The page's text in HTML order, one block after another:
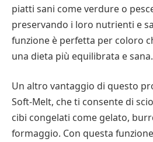
piatti sani come verdure o
preservando i loro nutrienti e
funzione è perfetta per coloro
una dieta più equilibrata e sana.
Un altro vantaggio di questo
Soft-Melt, che ti consente di
cibi congelati come gelato,
formaggio. Con questa